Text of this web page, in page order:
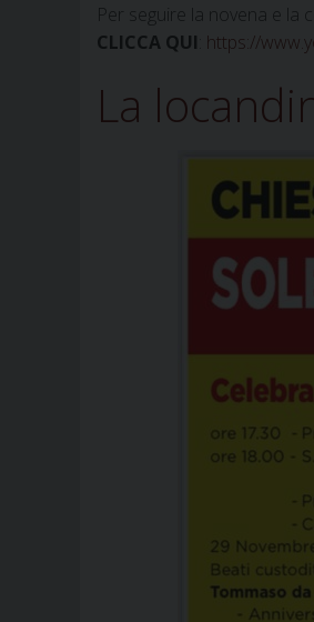
Per seguire la novena e la
CLICCA QUI https://
La